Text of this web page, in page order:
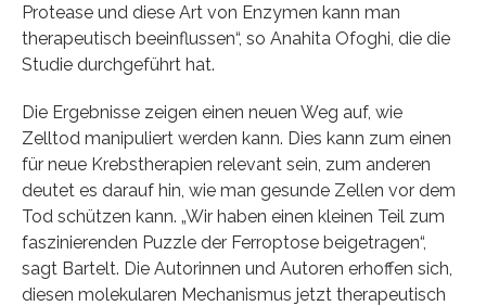
Protease und diese Art von Enzymen kann man
therapeutisch beeinflussen“, so Anahita Ofoghi, die die
Studie durchgeführt hat.
Die Ergebnisse zeigen einen neuen Weg auf, wie
Zelltod manipuliert werden kann. Dies kann zum einen
für neue Krebstherapien relevant sein, zum anderen
deutet es darauf hin, wie man gesunde Zellen vor dem
Tod schützen kann. „Wir haben einen kleinen Teil zum
faszinierenden Puzzle der Ferroptose beigetragen“,
sagt Bartelt. Die Autorinnen und Autoren erhoffen sich,
diesen molekularen Mechanismus jetzt therapeutisch